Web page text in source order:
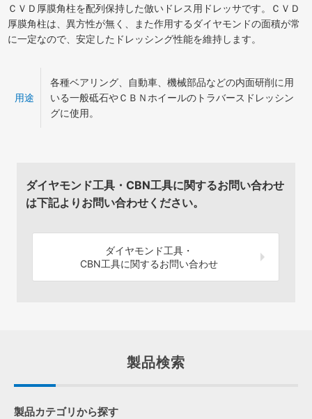
ＣＶＤ厚膜角柱を配列保持した倣いドレス用ドレッサです。ＣＶＤ
厚膜角柱は、異方性が無く、また作用するダイヤモンドの面積が常
に一定なので、安定したドレッシング性能を維持します。
用途
各種ベアリング、自動車、機械部品などの内面研削に用
いる一般砥石やＣＢＮホイールのトラバースドレッシン
グに使用。
ダイヤモンド工具・CBN工具に関するお問い合わせ
は下記よりお問い合わせください。
ダイヤモンド工具・
CBN工具に関するお問い合わせ
製品検索
製品カテゴリから探す